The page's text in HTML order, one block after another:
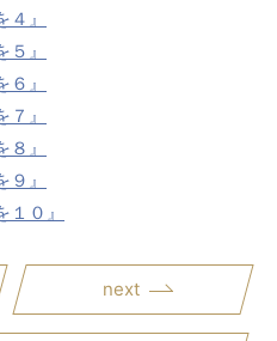
』
』
』
』
』
』
０』
next